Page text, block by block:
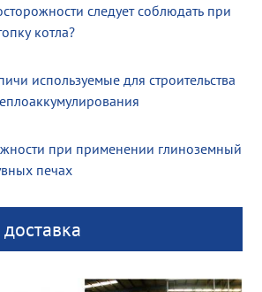
следует соблюдать при
котла?
используемые для строительства
при применении глиноземный
печах